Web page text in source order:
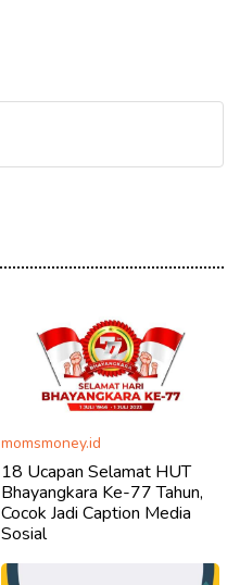
momsmoney.id
18 Ucapan Selamat HUT
Bhayangkara Ke-77 Tahun,
Cocok Jadi Caption Media
Sosial